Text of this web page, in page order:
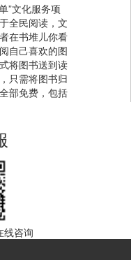
”文化服务项
全民阅读，文
在书堆儿你看
自己喜欢的图
将图书送到读
只需将图书归
部免费，包括
线咨询